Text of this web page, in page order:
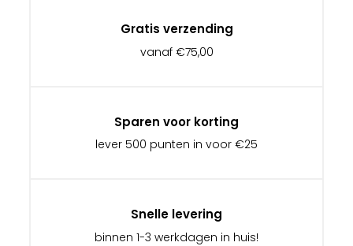
Gratis verzending
vanaf €75,00
Sparen voor korting
lever 500 punten in voor €25
Snelle levering
binnen 1-3 werkdagen in huis!